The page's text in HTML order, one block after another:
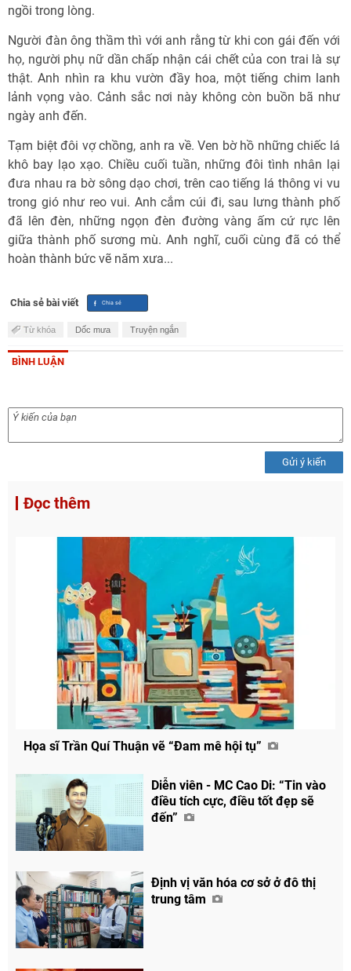
ngồi trong lòng.
Người đàn ông thầm thì với anh rằng từ khi con gái đến với
họ, người phụ nữ dần chấp nhận cái chết của con trai là sự
thật. Anh nhìn ra khu vườn đầy hoa, một tiếng chim lanh
lảnh vọng vào. Cảnh sắc nơi này không còn buồn bã như
ngày anh đến.
Tạm biệt đôi vợ chồng, anh ra về. Ven bờ hồ những chiếc lá
khô bay lạo xạo. Chiều cuối tuần, những đôi tình nhân lại
đưa nhau ra bờ sông dạo chơi, trên cao tiếng lá thông vi vu
trong gió như reo vui. Anh cắm cúi đi, sau lưng thành phố
đã lên đèn, những ngọn đèn đường vàng ấm cứ rực lên
giữa thành phố sương mù. Anh nghĩ, cuối cùng đã có thể
hoàn thành bức vẽ năm xưa...
Chia sẻ bài viết
Từ khóa Dốc mưa Truyện ngắn
BÌNH LUẬN
Gửi ý kiến
Đọc thêm
Họa sĩ Trần Quí Thuận vẽ “Đam mê hội tụ”
Diễn viên - MC Cao Di: “Tin vào
điều tích cực, điều tốt đẹp sẽ
đến”
Định vị văn hóa cơ sở ở đô thị
trung tâm